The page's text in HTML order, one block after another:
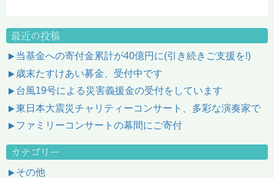
最近の投稿
当基金への寄付金累計が40億円に(引き続きご支援を!)
歳末たすけあい募金、受付中です
台風19号による災害義援金の受付をしています
東日本大震災チャリティーコンサート、多彩な演奏家で
ファミリーコンサートの幕間にご寄付
カテゴリー
その他